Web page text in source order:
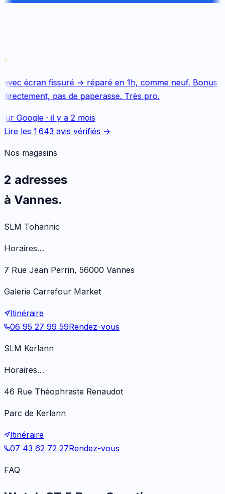
écran fissuré → réparé en 1h, comme neuf. Bonus
pas de paperasse. Très pro.
Google· il y a 2 mois
Lire les 1 643 avis vérifiés →
Nos magasins
2 adresses
à Vannes.
SLM Tohannic
Horaires…
7 Rue Jean Perrin, 56000 Vannes
Galerie Carrefour Market
Itinéraire
06 95 27 99 59Rendez-vous
SLM Kerlann
Horaires…
46 Rue Théophraste Renaudot
Parc de Kerlann
Itinéraire
07 43 62 72 27Rendez-vous
FAQ